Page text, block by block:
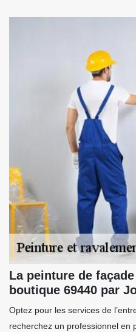
La peinture de
boutique 69440 par
Optez pour les services de
recherchez un professionnel en